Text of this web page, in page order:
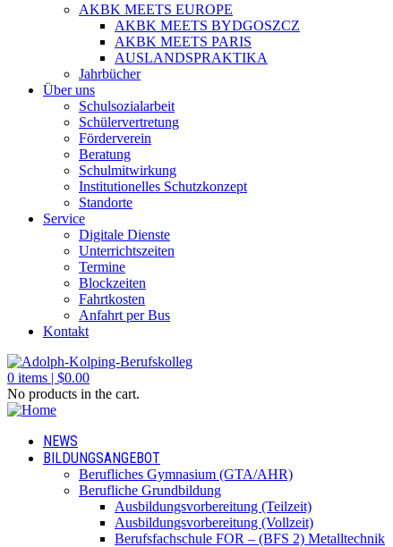
AKBK MEETS EUROPE
AKBK MEETS BYDGOSZCZ
AKBK MEETS PARIS
AUSLANDSPRAKTIKA
Jahrbücher
Über uns
Schulsozialarbeit
Schülervertretung
Förderverein
Beratung
Schulmitwirkung
Institutionelles Schutzkonzept
Standorte
Service
Digitale Dienste
Unterrichtszeiten
Termine
Blockzeiten
Fahrtkosten
Anfahrt per Bus
Kontakt
0 items | $0.00
No products in the cart.
NEWS
BILDUNGSANGEBOT
Berufliches Gymnasium (GTA/AHR)
Berufliche Grundbildung
Ausbildungsvorbereitung (Teilzeit)
Ausbildungsvorbereitung (Vollzeit)
Berufsfachschule FOR – (BFS 2) Metalltechnik